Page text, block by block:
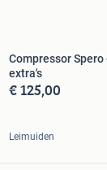
Compressor Spero
extra's
€ 125,00
Leimuiden